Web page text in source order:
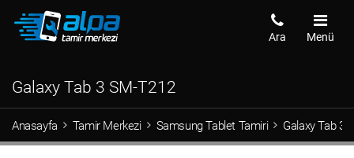
Menü
Ara
Galaxy Tab 3 SM-T212
Anasayfa Tamir Merkezi Samsung Tablet Tamiri Galaxy Tab 3